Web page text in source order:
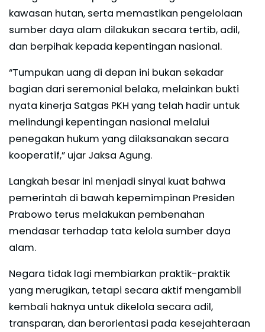
kawasan hutan, serta memastikan pengelolaan
sumber daya alam dilakukan secara tertib, adil,
dan berpihak kepada kepentingan nasional.
“Tumpukan uang di depan ini bukan sekadar
bagian dari seremonial belaka, melainkan bukti
nyata kinerja Satgas PKH yang telah hadir untuk
melindungi kepentingan nasional melalui
penegakan hukum yang dilaksanakan secara
kooperatif,” ujar Jaksa Agung.
Langkah besar ini menjadi sinyal kuat bahwa
pemerintah di bawah kepemimpinan Presiden
Prabowo terus melakukan pembenahan
mendasar terhadap tata kelola sumber daya
alam.
Negara tidak lagi membiarkan praktik-praktik
yang merugikan, tetapi secara aktif mengambil
kembali haknya untuk dikelola secara adil,
transparan, dan berorientasi pada kesejahteraan